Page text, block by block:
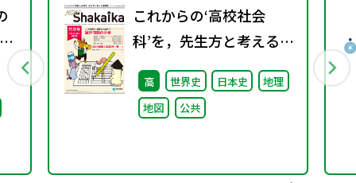
これからの‘高校社会
科’を，先生方と考える機
関誌。『NEW
ShakaIka』特別号
2024年春号
高 世界史 日本史
地理
地図
公共